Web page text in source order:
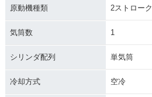
原動機種類 2ストローク
気筒数 1
シリンダ配列 単気筒
冷却方式 空冷